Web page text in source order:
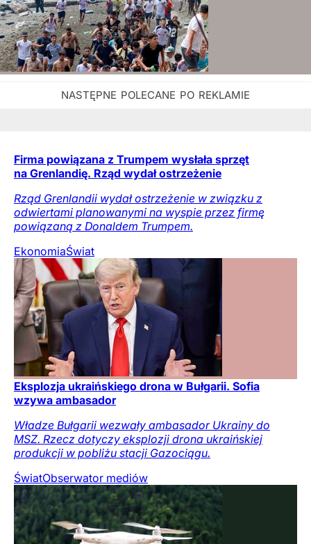
Firma powiązana z Trumpem wysłała sprzęt
na Grenlandię. Rząd wydał ostrzeżenie
Rząd Grenlandii wydał ostrzeżenie w związku z
odwiertami planowanymi na wyspie przez firmę
powiązaną z Donaldem Trumpem.
EkonomiaŚwiat
Eksplozja ukraińskiego drona w Bułgarii. Sofia
wzywa ambasador
Władze Bułgarii wezwały ambasador Ukrainy do
MSZ. Rzecz dotyczy eksplozji drona ukraińskiej
produkcji w pobliżu stacji Gazociągu.
ŚwiatObserwator mediów